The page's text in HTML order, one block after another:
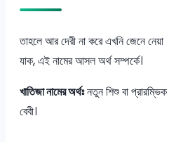
তাহলে আর দেরী না করে এখনি জেনে নেয়া
যাক, এই নামের আসল অর্থ সম্পর্কে।
খাতিজা নামের অর্থঃনতুন শিশু বা প্রারম্ভিক
বেবী।